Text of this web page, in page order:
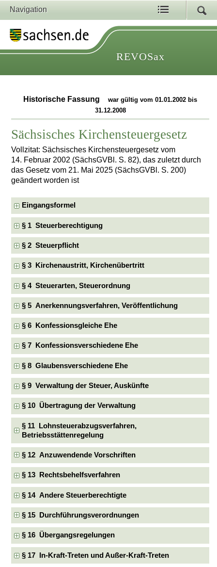
Navigation
REVOSax
Historische Fassung
war gültig vom 01.01.2002 bis
31.12.2008
Sächsisches Kirchensteuergesetz
Vollzitat: Sächsisches Kirchensteuergesetz vom
14. Februar 2002 (SächsGVBl. S. 82), das zuletzt durch
das Gesetz vom 21. Mai 2025 (SächsGVBl. S. 200)
geändert worden ist
Eingangsformel
§ 1 Steuerberechtigung
§ 2 Steuerpflicht
§ 3 Kirchenaustritt, Kirchenübertritt
§ 4 Steuerarten, Steuerordnung
§ 5 Anerkennungsverfahren, Veröffentlichung
§ 6 Konfessionsgleiche Ehe
§ 7 Konfessionsverschiedene Ehe
§ 8 Glaubensverschiedene Ehe
§ 9 Verwaltung der Steuer, Auskünfte
§ 10 Übertragung der Verwaltung
§ 11 Lohnsteuerabzugsverfahren,
Betriebsstättenregelung
§ 12 Anzuwendende Vorschriften
§ 13 Rechtsbehelfsverfahren
§ 14 Andere Steuerberechtigte
§ 15 Durchführungsverordnungen
§ 16 Übergangsregelungen
§ 17 In-Kraft-Treten und Außer-Kraft-Treten